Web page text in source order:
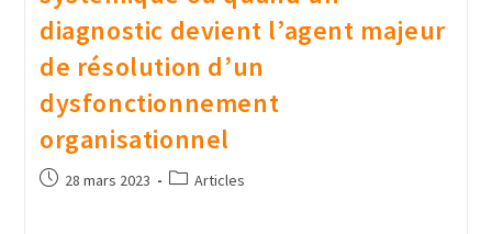
diagnostic devient l’agent majeur
de résolution d’un
dysfonctionnement
organisationnel
28 mars 2023 Articles